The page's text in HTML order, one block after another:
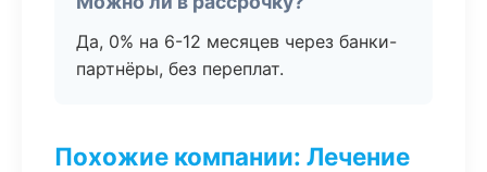
Да, 0% на 6-12 месяцев через банки-
партнёры, без переплат.
Похожие компании: Лечение